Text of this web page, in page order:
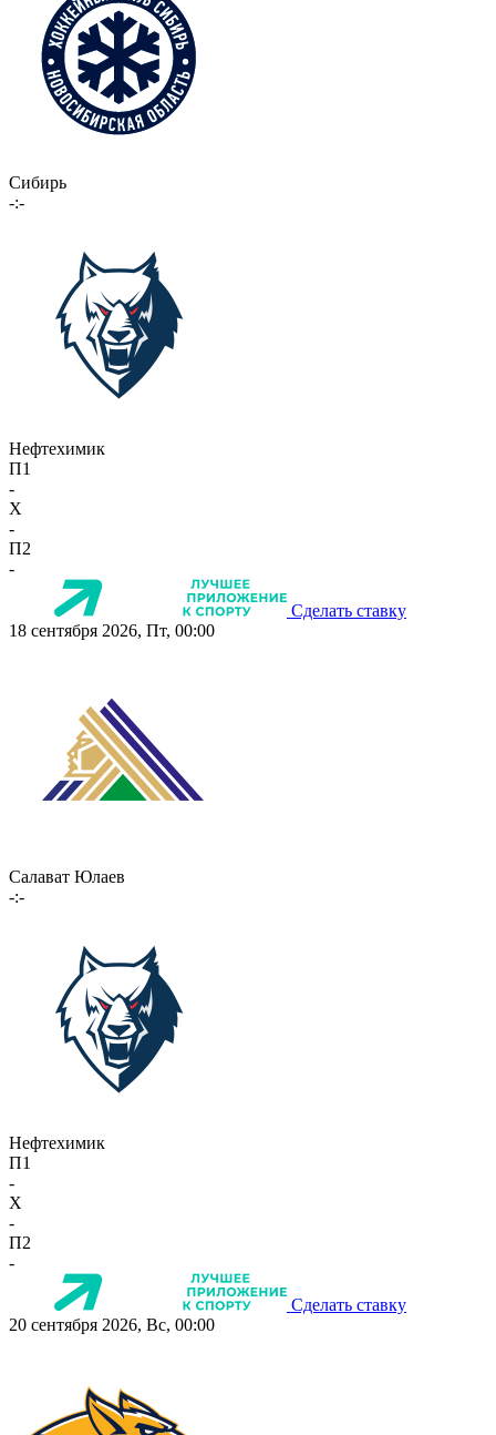
Сибирь
-:-
Нефтехимик
П1
-
X
-
П2
-
Сделать ставку
18 сентября 2026, Пт, 00:00
Салават Юлаев
-:-
Нефтехимик
П1
-
X
-
П2
-
Сделать ставку
20 сентября 2026, Вс, 00:00